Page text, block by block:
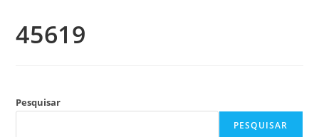
45619
Pesquisar
PESQUISAR